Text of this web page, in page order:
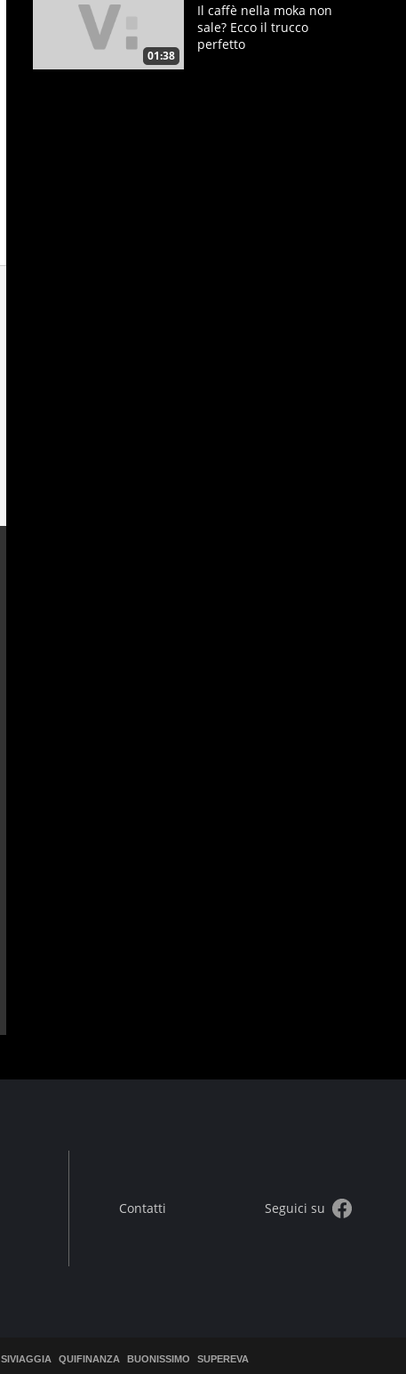
01:38
Il caffè nella moka non
sale? Ecco il trucco
perfetto
Contatti Seguici su
SIVIAGGIA QUIFINANZA BUONISSIMO SUPEREVA